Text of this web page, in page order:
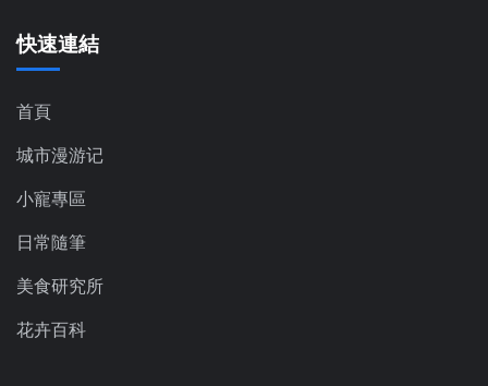
快速連結
首頁
城市漫游记
小寵專區
日常隨筆
美食研究所
花卉百科